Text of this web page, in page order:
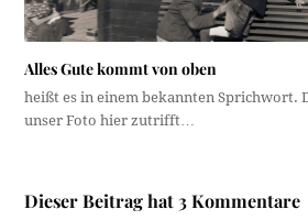
Alles Gute kommt von oben
heißt es in einem bekannten Sprichwort.
unser Foto hier zutrifft…
Dieser Beitrag hat 3 Kommentare